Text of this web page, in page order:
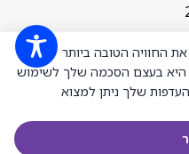
Design &
הוספה
החוויה הטובה ביותר
היא בעצם הסכמה שלך לשימוש
שלך ניתן למצוא